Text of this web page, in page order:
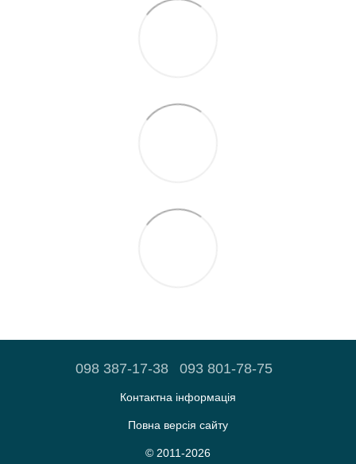
098 387-17-38 093 801-78-75
Контактна інформація
Повна версія сайту
© 2011-2026